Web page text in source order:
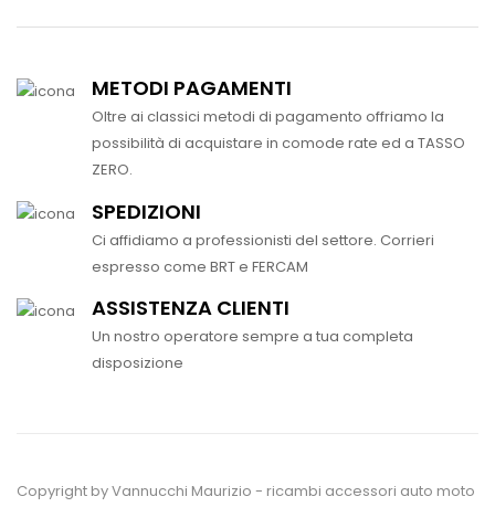
METODI PAGAMENTI
Oltre ai classici metodi di pagamento offriamo la
possibilità di acquistare in comode rate ed a TASSO
ZERO.
SPEDIZIONI
Ci affidiamo a professionisti del settore. Corrieri
espresso come BRT e FERCAM
ASSISTENZA CLIENTI
Un nostro operatore sempre a tua completa
disposizione
Copyright by Vannucchi Maurizio - ricambi accessori auto moto